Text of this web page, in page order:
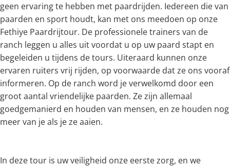
geen ervaring te hebben met paardrijden. Iedereen die van
paarden en sport houdt, kan met ons meedoen op onze
Fethiye Paardrijtour. De professionele trainers van de
ranch leggen u alles uit voordat u op uw paard stapt en
begeleiden u tijdens de tours. Uiteraard kunnen onze
ervaren ruiters vrij rijden, op voorwaarde dat ze ons vooraf
informeren. Op de ranch word je verwelkomd door een
groot aantal vriendelijke paarden. Ze zijn allemaal
goedgemanierd en houden van mensen, en ze houden nog
meer van je als je ze aaien.
In deze tour is uw veiligheid onze eerste zorg, en we